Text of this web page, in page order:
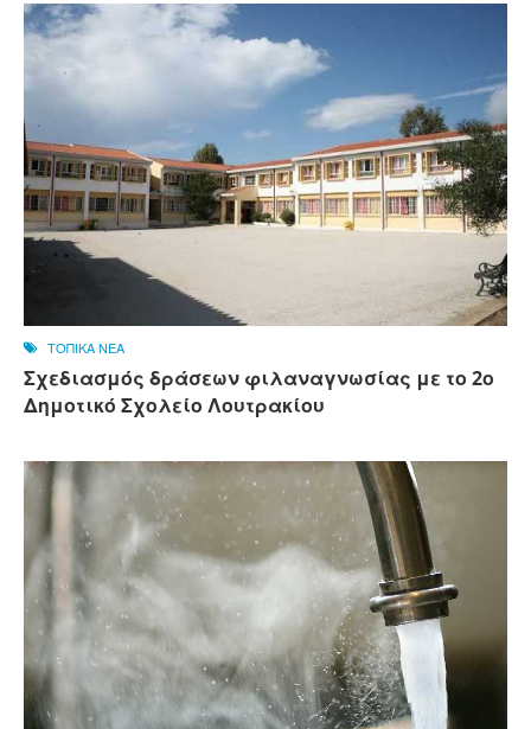
ΤΟΠΙΚΑ ΝΕΑ
Σχεδιασμός δράσεων φιλαναγνωσίας με το 2ο
Δημοτικό Σχολείο Λουτρακίου